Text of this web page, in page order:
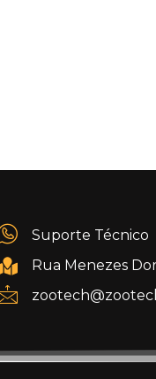
Suporte Técnico
Rua Menezes